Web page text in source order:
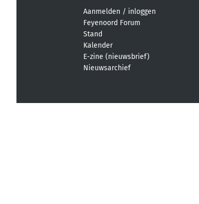
Aanmelden / inloggen
Feyenoord Forum
Stand
Kalender
E-zine (nieuwsbrief)
Nieuwsarchief